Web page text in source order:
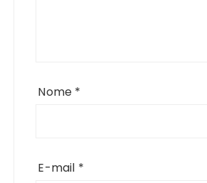
Nome *
E-mail *